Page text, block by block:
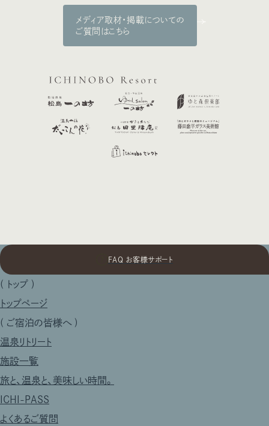
メディア取材・掲載についての
ご質問はこちら
FAQ お客様サポート
( トップ )
トップページ
( ご宿泊の皆様へ )
温泉リトリート
施設一覧
旅と、温泉と、美味しい時間。
ICHI-PASS
よくあるご質問